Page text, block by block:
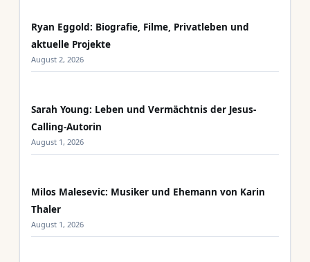
Ryan Eggold: Biografie, Filme, Privatleben und
aktuelle Projekte
August 2, 2026
Sarah Young: Leben und Vermächtnis der Jesus-
Calling-Autorin
August 1, 2026
Milos Malesevic: Musiker und Ehemann von Karin
Thaler
August 1, 2026